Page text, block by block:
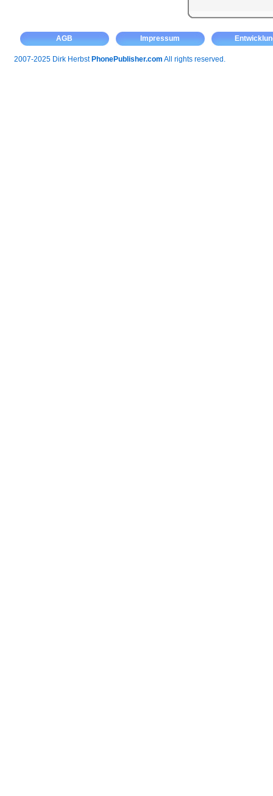
AGB Impressum
2007-2025 Dirk Herbst PhonePublisher.com All rights reserved.